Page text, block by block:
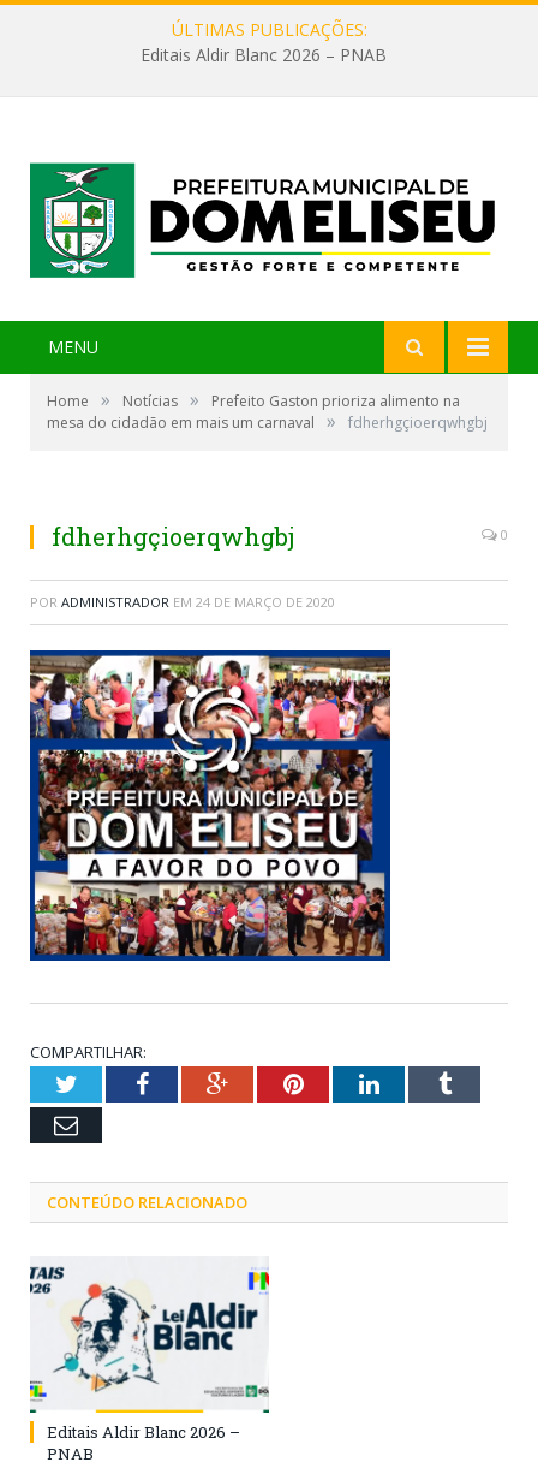
ÚLTIMAS PUBLICAÇÕES:
Editais Aldir Blanc 2026 – PNAB
MENU
Home » Notícias »
Prefeito Gaston prioriza alimento na
mesa do cidadão em mais um carnaval
» fdherhgçioerqwhgbj
fdherhgçioerqwhgbj 0
POR ADMINISTRADOR EM 24 DE MARÇO DE 2020
COMPARTILHAR:
TwitterFacebookGoogle+PinterestLinkedInTumblr
Email
CONTEÚDO RELACIONADO
Editais Aldir Blanc 2026 –
PNAB